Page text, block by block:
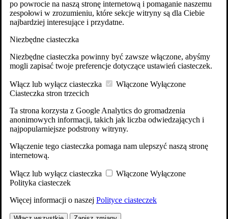
po powrocie na naszą stronę internetową i pomaganie naszemu
zespołowi w zrozumieniu, które sekcje witryny są dla Ciebie
najbardziej interesujące i przydatne.
Niezbędne ciasteczka
Niezbędne ciasteczka powinny być zawsze włączone, abyśmy
mogli zapisać twoje preferencje dotyczące ustawień ciasteczek.
Włącz lub wyłącz ciasteczka Włączone Wyłączone
Ciasteczka stron trzecich
Ta strona korzysta z Google Analytics do gromadzenia
anonimowych informacji, takich jak liczba odwiedzających i
najpopularniejsze podstrony witryny.
Włączenie tego ciasteczka pomaga nam ulepszyć naszą stronę
internetową.
Włącz lub wyłącz ciasteczka Włączone Wyłączone
Polityka ciasteczek
Więcej informacji o naszej Polityce ciasteczek